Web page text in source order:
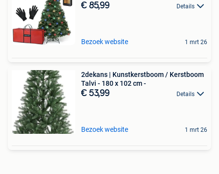
€ 85,99 Details
Bezoek website 1 mrt 26
2dekans | Kunstkerstboom / Kerstboom
Talvi - 180 x 102 cm -
€ 53,99 Details
Bezoek website 1 mrt 26